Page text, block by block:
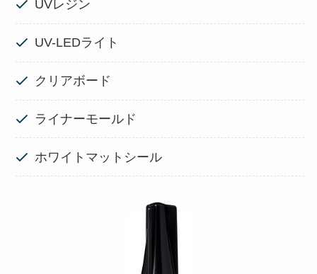
UVレジン
UV-LEDライト
クリアボード
ライナーモールド
ホワイトマットシール